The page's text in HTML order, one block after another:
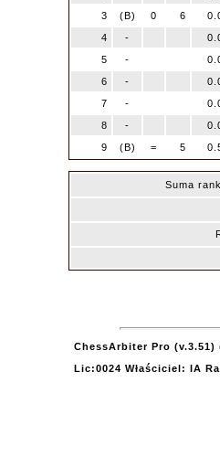
3
(B) 0 6
4
-
5
-
6
-
7
-
8
-
9
(B) = 5
Suma
ChessArbiter Pro (v.3.51)
Lic:0024 Właściciel: IA